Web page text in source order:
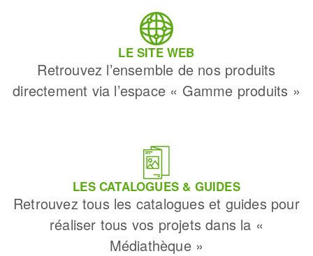
LE SITE WEB
Retrouvez l’ensemble de nos produits
directement via l’espace « Gamme produits »
LES CATALOGUES & GUIDES
Retrouvez tous les catalogues et guides pour
réaliser tous vos projets dans la «
Médiathèque »